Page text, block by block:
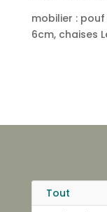
mobilier : pouf
6cm, chaises
Tout